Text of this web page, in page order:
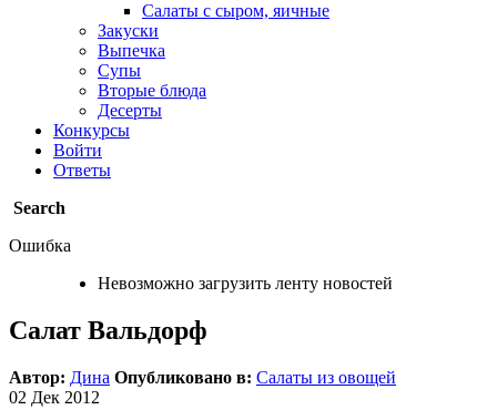
Салаты с сыром, яичные
Закуски
Выпечка
Супы
Вторые блюда
Десерты
Конкурсы
Войти
Ответы
Search
Ошибка
Невозможно загрузить ленту новостей
Салат Вальдорф
Автор: Дина Опубликовано в: Салаты из овощей
02 Дек 2012